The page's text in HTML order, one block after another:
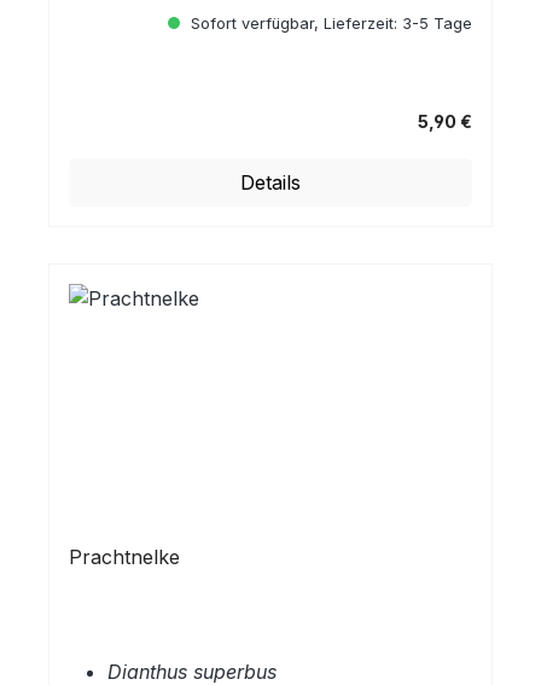
Sofort verfügbar, Lieferzeit: 3-5 Tage
5,90 €
Details
Prachtnelke
Dianthus superbus